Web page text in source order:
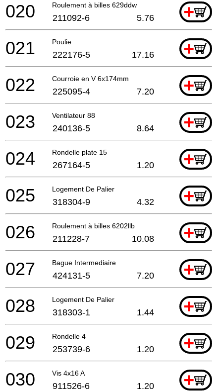
Roulement à billes 629ddw +
020 211092-6 5.76
Poulie +
021 222176-5 17.16
Courroie en V 6x174mm +
022 225095-4 7.20
Ventilateur 88 +
023 240136-5 8.64
Rondelle plate 15 +
024 267164-5 1.20
Logement De Palier +
025 318304-9 4.32
Roulement à billes 6202llb +
026 211228-7 10.08
Bague Intermediaire +
027 424131-5 7.20
Logement De Palier +
028 318303-1 1.44
Rondelle 4 +
029 253739-6 1.20
Vis 4x16 A +
030 911526-6 1.20